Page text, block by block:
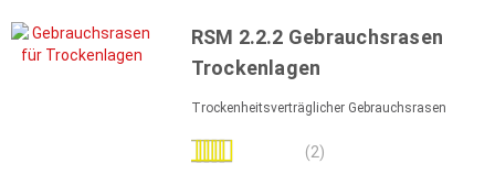
RSM 2.2.2 Gebrauchsrasen
Trockenlagen
Trockenheitsverträglicher Gebrauchsrasen
Bewertung: (2)